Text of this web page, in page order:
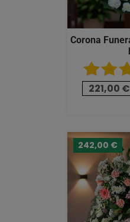
Corona
221,00 €
242,00 €